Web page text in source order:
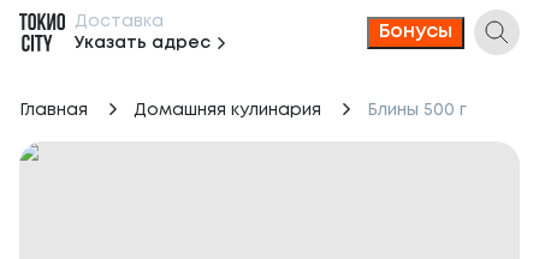
Доставка
Указать адрес
Бонусы
Главная Домашняя кулинария Блины 500 г